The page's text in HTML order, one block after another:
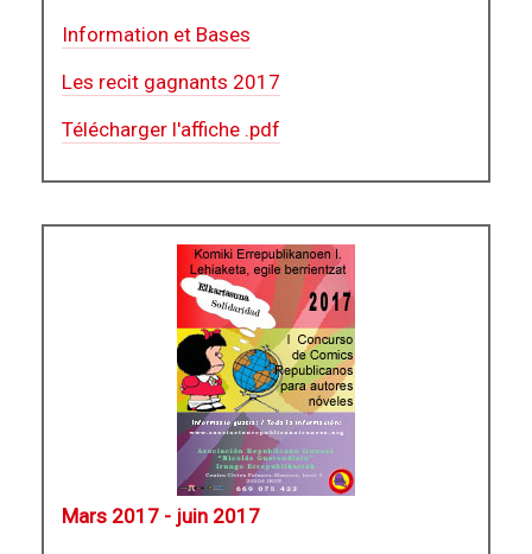
Information et Bases
Les recit gagnants 2017
Télécharger l'affiche .pdf
Mars 2017 - juin 2017